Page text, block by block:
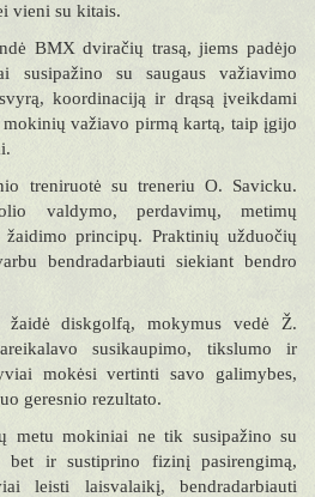
vieni su kitais.
BMX dviračių trasą, jiems padėjo
susipažino su saugaus važiavimo
koordinaciją ir drąsą įveikdami
važiavo pirmą kartą, taip įgijo
treniruotė su treneriu O. Savicku.
valdymo, perdavimų, metimų
principų. Praktinių užduočių
bendradarbiauti siekiant bendro
žaidė diskgolfą, mokymus vedė Ž.
susikaupimo, tikslumo ir
mokėsi vertinti savo galimybes,
geresnio rezultato.
metu mokiniai ne tik susipažino su
bet ir sustiprino fizinį pasirengimą,
leisti laisvalaikį, bendradarbiauti